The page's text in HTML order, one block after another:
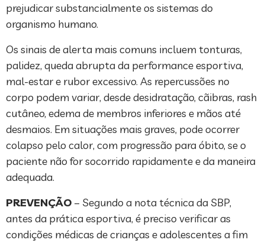
prejudicar substancialmente os sistemas do
organismo humano.
Os sinais de alerta mais comuns incluem tonturas,
palidez, queda abrupta da performance esportiva,
mal-estar e rubor excessivo. As repercussões no
corpo podem variar, desde desidratação, cãibras, rash
cutâneo, edema de membros inferiores e mãos até
desmaios. Em situações mais graves, pode ocorrer
colapso pelo calor, com progressão para óbito, se o
paciente não for socorrido rapidamente e da maneira
adequada.
PREVENÇÃO – Segundo a nota técnica da SBP,
antes da prática esportiva, é preciso verificar as
condições médicas de crianças e adolescentes a fim